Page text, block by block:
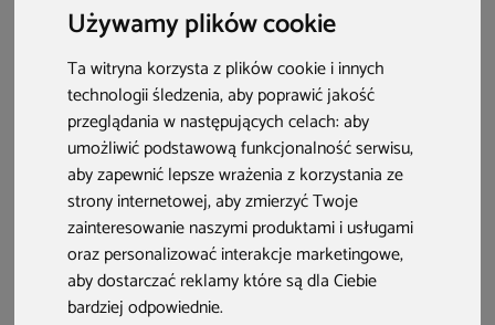
Używamy plików cookie
Ta witryna korzysta z plików cookie i innych
technologii śledzenia, aby poprawić jakość
przeglądania w następujących celach:aby
umożliwić podstawową funkcjonalność serwisu,
aby zapewnić lepsze wrażenia z korzystania ze
strony internetowej,aby zmierzyć Twoje
zainteresowanie naszymi produktami i usługami
oraz personalizować interakcje marketingowe,
aby dostarczać reklamy które są dla Ciebie
bardziej odpowiednie.